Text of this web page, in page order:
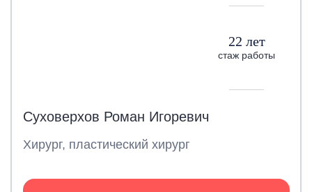
22 лет
стаж работы
Суховерхов Роман Игоревич
Хирург, пластический хирург